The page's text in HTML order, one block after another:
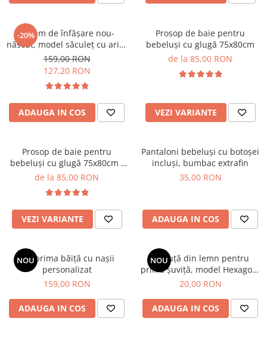
-20%
Sistem de înfășare nou-
născut, model săculeț cu aripi
de susținere a brațelor, 0-3
luni (3-6 kg),, minty blue
159,00 RON
127,20 RON
ADAUGA IN COS
Prosop de baie pentru
bebeluși cu glugă 75x80cm
de la 85,00 RON
VEZI VARIANTE
Prosop de baie pentru
bebeluși cu glugă 75x80cm -
ivory
de la 85,00 RON
VEZI VARIANTE
Pantaloni bebeluși cu botoșei
incluși, bumbac extrafin
35,00 RON
ADAUGA IN COS
NOU
Set prima băiță cu nașii
personalizat
159,00 RON
ADAUGA IN COS
NOU
Cutiuță din lemn pentru
prima șuviță, model Hexagon,
9 cm
20,00 RON
ADAUGA IN COS